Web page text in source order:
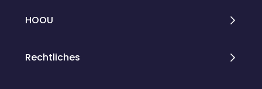
HOOU
Rechtliches